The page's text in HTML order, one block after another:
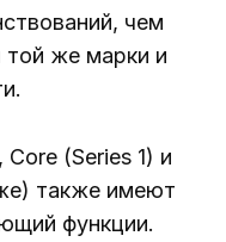
чем
той же марки и
(Series 1) и
также имеют
функции.